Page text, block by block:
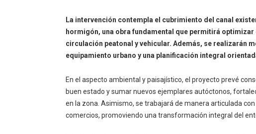
La intervención contempla el cubrimiento del canal
hormigón, una obra fundamental que permitirá
circulación peatonal y vehicular. Además, se realizarán
equipamiento urbano y una planificación integral
En el aspecto ambiental y paisajístico, el proyecto prevé
buen estado y sumar nuevos ejemplares autóctonos,
en la zona. Asimismo, se trabajará de manera articulada
comercios, promoviendo una transformación integral del